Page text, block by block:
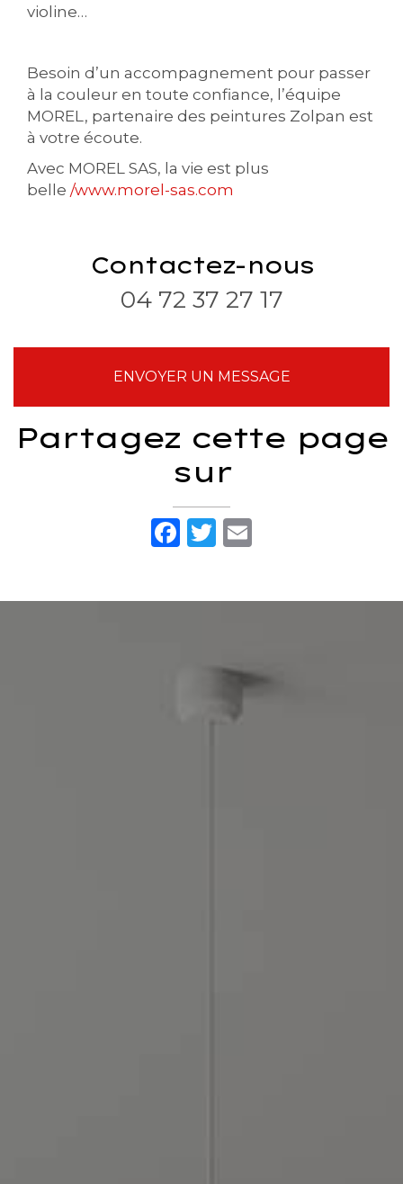
violine…
Besoin d’un accompagnement pour passer
à la couleur en toute confiance, l’équipe
MOREL, partenaire des peintures Zolpan est
à votre écoute.
Avec MOREL SAS, la vie est plus
belle /www.morel-sas.com
Contactez-nous
04 72 37 27 17
ENVOYER UN MESSAGE
Partagez cette page
sur
Facebook
Twitter